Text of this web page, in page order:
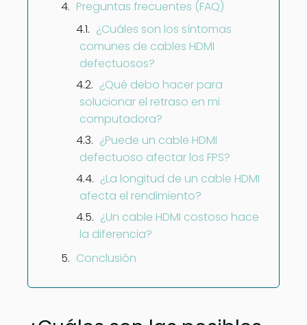
Preguntas frecuentes (FAQ)
¿Cuáles son los síntomas
comunes de cables HDMI
defectuosos?
¿Qué debo hacer para
solucionar el retraso en mi
computadora?
¿Puede un cable HDMI
defectuoso afectar los FPS?
¿La longitud de un cable HDMI
afecta el rendimiento?
¿Un cable HDMI costoso hace
la diferencia?
Conclusión